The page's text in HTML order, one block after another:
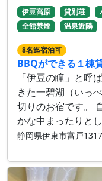
伊豆高原 貸別荘
全館禁煙
温泉近隣
8名迄宿泊可
BBQができる１棟
「伊豆の瞳」と呼
きた一碧湖（いっ
切りのお宿です。
かな中まったりと
静岡県伊東市富戸